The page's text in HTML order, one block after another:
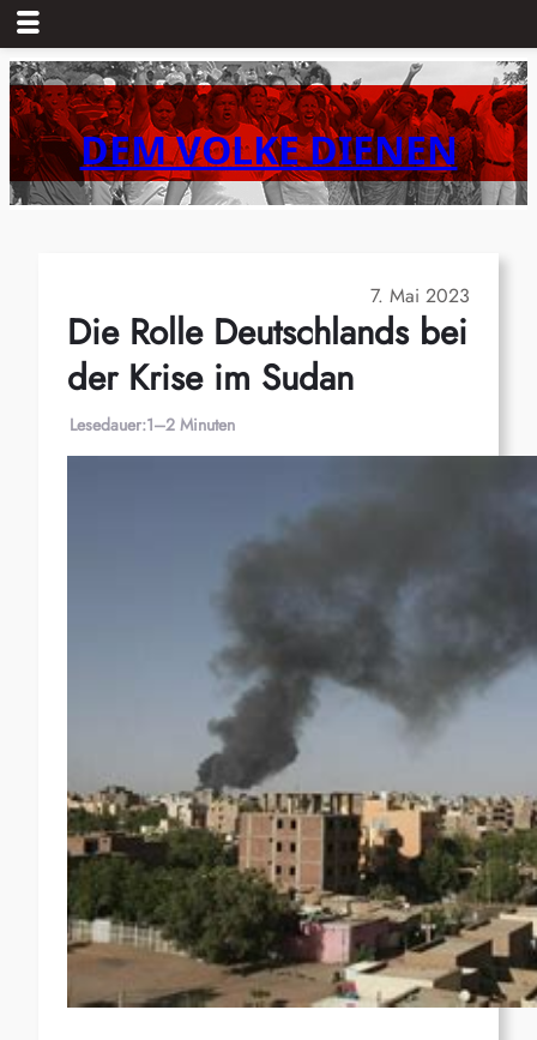
Zum
Inhalt
springenDEM VOLKE DIENEN
7. Mai 2023
Die Rolle Deutschlands bei
der Krise im Sudan
Lesedauer:1–2 Minuten